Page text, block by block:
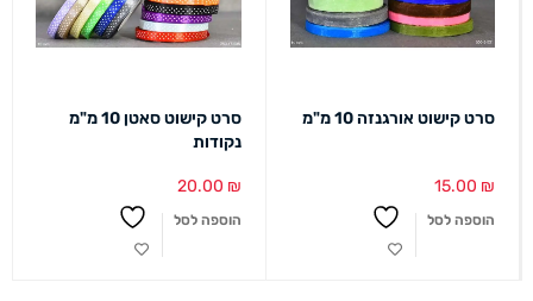
סרט קישוט אורגנזה 10 מ"מ
15.00 ₪
הוספה לסל
סרט קישוט סאטן 10 מ"מ
נקודות
20.00 ₪
הוספה לסל